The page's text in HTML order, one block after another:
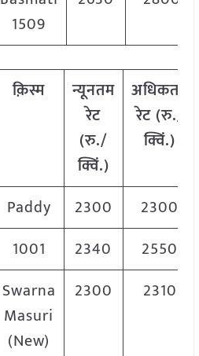
1509
क़िस्म
न्यूनतम
रेट
(रु./
क्विं.)
अधिकतम
रेट (रु./
क्विं.)
Paddy 2300
2300
1001 2340
2550
Swarna
Masuri
(New)
2300 2310